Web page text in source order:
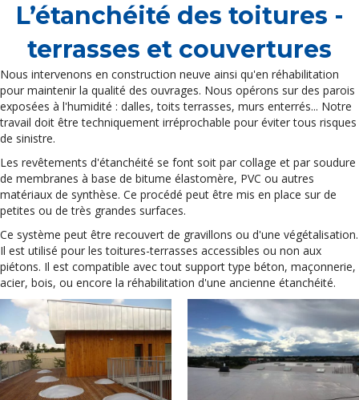
L’étanchéité des toitures -
terrasses et couvertures
Nous intervenons en construction neuve ainsi qu'en réhabilitation
pour maintenir la qualité des ouvrages. Nous opérons sur des parois
exposées à l'humidité : dalles, toits terrasses, murs enterrés... Notre
travail doit être techniquement irréprochable pour éviter tous risques
de sinistre.
Les revêtements d'étanchéité se font soit par collage et par soudure
de membranes à base de bitume élastomère, PVC ou autres
matériaux de synthèse. Ce procédé peut être mis en place sur de
petites ou de très grandes surfaces.
Ce système peut être recouvert de gravillons ou d'une végétalisation.
Il est utilisé pour les toitures-terrasses accessibles ou non aux
piétons. Il est compatible avec tout support type béton, maçonnerie,
acier, bois, ou encore la réhabilitation d'une ancienne étanchéité.